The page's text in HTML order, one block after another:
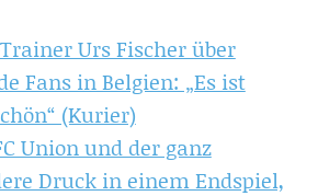
Urs Fischer über
Fans in Belgien: „Es ist
(Kurier)
Union und der ganz
Druck in einem Endspiel,